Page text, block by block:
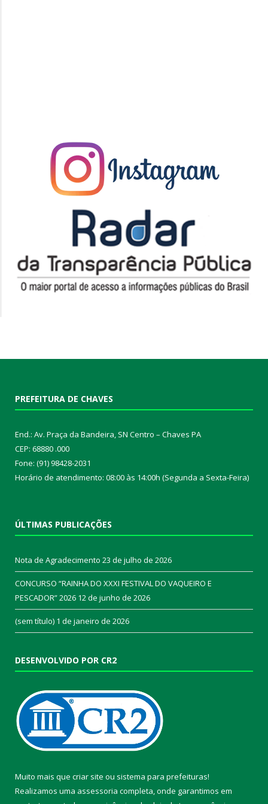
PREFEITURA DE CHAVES
End.: Av. Praça da Bandeira, SN Centro – Chaves PA
CEP: 68880 .000
Fone: (91) 98428-2031
Horário de atendimento: 08:00 às 14:00h (Segunda a Sexta-Feira)
ÚLTIMAS PUBLICAÇÕES
Nota de Agradecimento 23 de julho de 2026
CONCURSO “RAINHA DO XXXI FESTIVAL DO VAQUEIRO E
PESCADOR” 2026 12 de junho de 2026
(sem título) 1 de janeiro de 2026
DESENVOLVIDO POR CR2
Muito mais que criar site ou sistema para prefeituras!
Realizamos uma assessoria completa, onde garantimos em